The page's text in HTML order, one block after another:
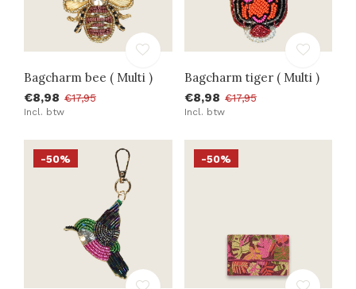
Bagcharm bee ( Multi )
€8,98 €17,95
Incl. btw
Bagcharm tiger ( Multi )
€8,98 €17,95
Incl. btw
-50% -50%